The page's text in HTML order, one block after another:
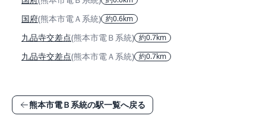
国府(熊本市電Ａ系統) 約0.6km
九品寺交差点(熊本市電Ｂ系統) 約0.7km
九品寺交差点(熊本市電Ａ系統) 約0.7km
熊本市電Ｂ系統の駅一覧へ戻る